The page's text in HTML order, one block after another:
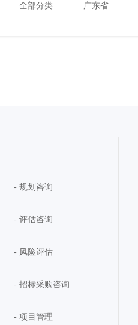
全部分类 广东省
- 规划咨询
- 评估咨询
- 风险评估
- 招标采购咨询
- 项目管理